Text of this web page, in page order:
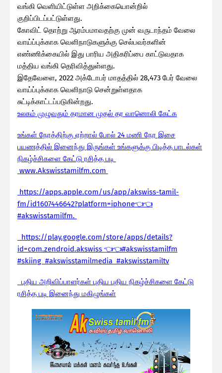
வங்கி வெளியிட்டுள்ள அறிக்கையொன்றில்
குறிப்பிடப்பட்டுள்ளது.
கோவிட் தொற்று ஆரம்பமாவதற்கு முன் வருடாந்தம் வேலை
வாய்ப்புக்காக வெளிநாடுகளுக்கு செல்பவர்களின்
எண்ணிக்கையில் இது பாரிய அதிகரிப்பை காட்டுவதாக
மத்திய வங்கி தெரிவித்துள்ளது.
இதேவேளை, 2022 அக்டோபர் மாதத்தில் 28,473 பேர் வேலை
வாய்ப்புக்காக வெளிநாடு சென்றுள்ளதாக
சுட்டிக்காட்டப்படுகின்றது.
உலகம் முழுவதும் தரமான முதல் தர வானொலி கேட்க
உங்கள் நேரத்திற்கு ஏற்றால் போல் 24 மணி நேர இசை
பயணத்தில் இனைந்து இருங்கள் உங்களுக்கு பிடித்த பாடல்கள்
நிகழ்ச்சிகளை கேட்டு ரசித்த படி
www.Akswisstamilfm.com
https://apps.apple.com/us/app/akswiss-tamil-
fm/id1607446642?platform=iphone👈👈
#akswisstamilfm.
https://play.google.com/store/apps/details?
id=com.zendroid.akswiss 👈👈#akswisstamilfm
#skiing #akswisstamilmedia #akswisstamiltv
புதிய அறிவிப்பாளர்கள் புதிய புதிய நிகழ்ச்சிகளை கேட்டு
ரசித்த படி இனைந்து மகிழுங்கள்